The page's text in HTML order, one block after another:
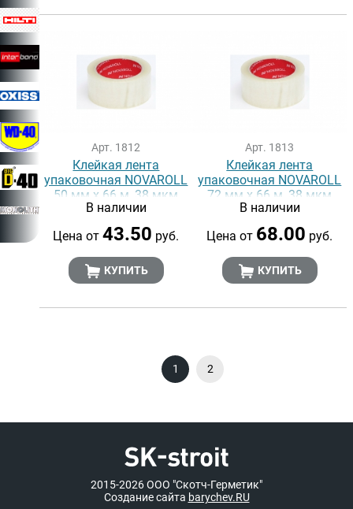
Арт. 1812
Клейкая лента
упаковочная NOVAROLL
50 мм х 66 м, 38 мкм
В наличии
Цена от43.50 руб.
КУПИТЬ
Арт. 1813
Клейкая лента
упаковочная NOVAROLL
72 мм х 66 м, 38 мкм
В наличии
Цена от 68.00 руб.
КУПИТЬ
1 2
2015-2026ООО "Скотч-Герметик"
Создание сайта barychev.RU